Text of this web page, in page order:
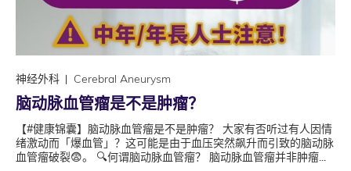
神经外科 Cerebral Aneurysm
脑动脉血管瘤是不是肿瘤？
【#健康锦囊】脑动脉血管瘤是不是肿瘤？ 大家有否听过有人因情
绪激动而「爆血管」？这可能是由于血压突然飙升而引致的脑动脉
血管瘤破裂😨。 🔍何谓脑动脉血管瘤？ 脑动脉血管瘤并非肿瘤...